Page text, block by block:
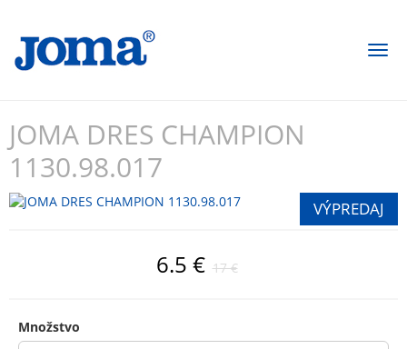
JOMA DRES CHAMPION
1130.98.017
6.5 € 17 €
Množstvo